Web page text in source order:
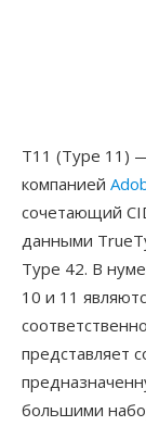
T11 (Type 11)
компанией
сочетающий
данными
Type 42. В
10 и 11
представляет
большими